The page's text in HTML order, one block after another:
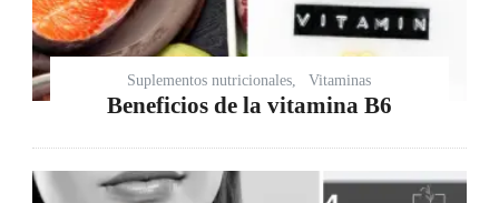
Suplementos nutricionales Vitaminas
Beneficios de la vitamina B6